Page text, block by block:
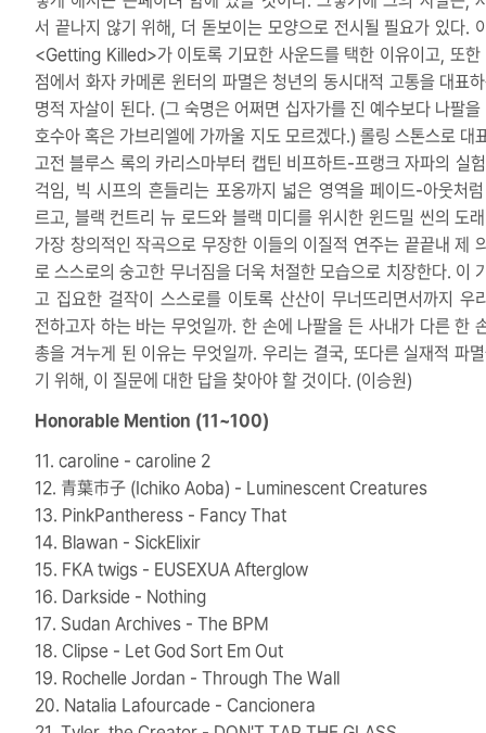
서 끝나지 않기 위해, 더 돋보이는 모양으로 전시될 필요가 있다.
<Getting Killed>가 이토록 기묘한 사운드를 택한 이유이고, 또한
점에서 화자 카메론 윈터의 파멸은 청년의 동시대적 고통을 대표
명적 자살이 된다. (그 숙명은 어쩌면 십자가를 진 예수보다 나팔을
호수아 혹은 가브리엘에 가까울 지도 모르겠다.) 롤링 스톤스로 대
고전 블루스 록의 카리스마부터 캡틴 비프하트-프랭크 자파의 실
걱임, 빅 시프의 흔들리는 포옹까지 넓은 영역을 페이드-아웃처
르고, 블랙 컨트리 뉴 로드와 블랙 미디를 위시한 윈드밀 씬의 도
가장 창의적인 작곡으로 무장한 이들의 이질적 연주는 끝끝내 제
로 스스로의 숭고한 무너짐을 더욱 처절한 모습으로 치장한다. 이
고 집요한 걸작이 스스로를 이토록 산산이 무너뜨리면서까지 우
전하고자 하는 바는 무엇일까. 한 손에 나팔을 든 사내가 다른 한
총을 겨누게 된 이유는 무엇일까. 우리는 결국, 또다른 실재적 파
기 위해, 이 질문에 대한 답을 찾아야 할 것이다. (이승원)
Honorable Mention (11~100)
11. caroline - caroline 2
12. 青葉市子 (Ichiko Aoba) - Luminescent Creatures
13. PinkPantheress - Fancy That
14. Blawan - SickElixir
15. FKA twigs - EUSEXUA Afterglow
16. Darkside - Nothing
17. Sudan Archives - The BPM
18. Clipse - Let God Sort Em Out
19. Rochelle Jordan - Through The Wall
20. Natalia Lafourcade - Cancionera